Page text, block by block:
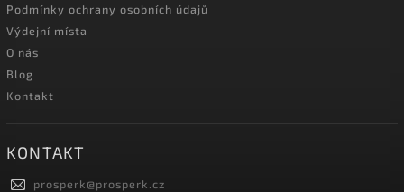
Podmínky ochrany osobních údajů
Výdejní místa
O nás
Blog
Kontakt
KONTAKT
prosperk@prosperk.cz